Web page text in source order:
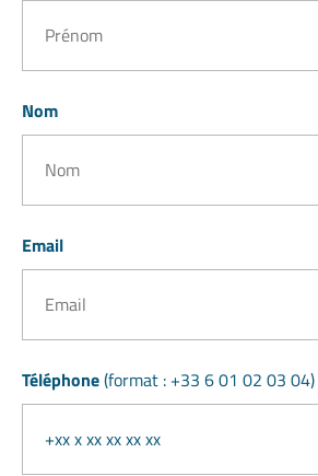
Nom
Email
Téléphone(format : +33 6 01 02 03 04)